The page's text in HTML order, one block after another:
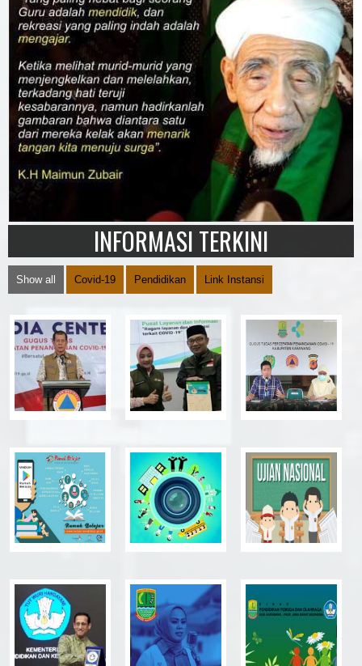
INFORMASI TERKINI
Show all Covid-19 Pendidikan Link Instansi